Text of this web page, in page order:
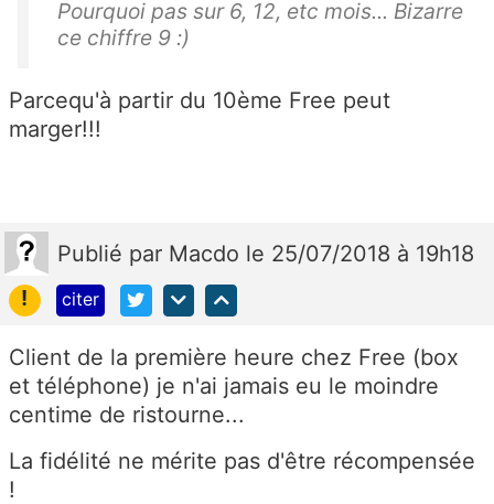
Pourquoi pas sur 6, 12, etc mois... Bizarre
ce chiffre 9 :)
Parcequ'à partir du 10ème Free peut
marger!!!
Publié par Macdo le 25/07/2018 à 19h18
!
citer
Client de la première heure chez Free (box
et téléphone) je n'ai jamais eu le moindre
centime de ristourne...
La fidélité ne mérite pas d'être récompensée
!